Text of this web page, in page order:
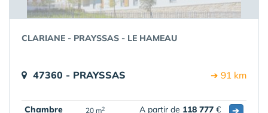
CLARIANE - PRAYSSAS - LE HAMEAU
47360 - PRAYSSAS ➔ 91 km
Chambre 20 m2 A partir de 118 777 € ➔